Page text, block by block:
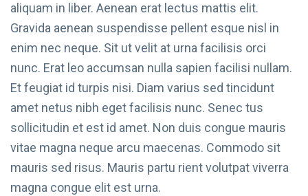
aliquam in liber. Aenean erat lectus mattis elit.
Gravida aenean suspendisse pellent esque nisl in
enim nec neque. Sit ut velit at urna facilisis orci
nunc. Erat leo accumsan nulla sapien facilisi nullam.
Et feugiat id turpis nisi. Diam varius sed tincidunt
amet netus nibh eget facilisis nunc. Senec tus
sollicitudin et est id amet. Non duis congue mauris
vitae magna neque arcu maecenas. Commodo sit
mauris sed risus. Mauris partu rient volutpat viverra
magna congue elit est urna.